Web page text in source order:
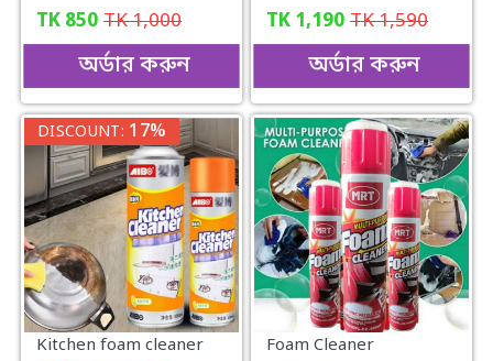
TK 850 TK1,000
অর্ডার করুন
TK 1,190 TK1,590
অর্ডার করুন
DISCOUNT: 17%
Kitchen foam cleaner Foam Cleaner